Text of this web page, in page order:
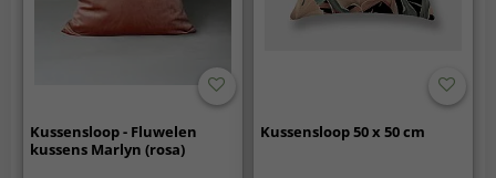
Kussensloop - Fluwelen
kussens Marlyn (rosa)
Kussensloop 50 x 50 cm